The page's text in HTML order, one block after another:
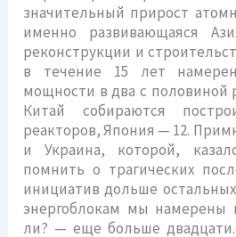
значительный прирост
именно развивающаяся
реконструкции и
в течение 15 лет
мощности в два с половиной
Китай собираются
реакторов, Япония — 12.
и Украина, которой,
помнить о трагических
инициатив дольше
энергоблокам мы намерены
ли? — еще больше